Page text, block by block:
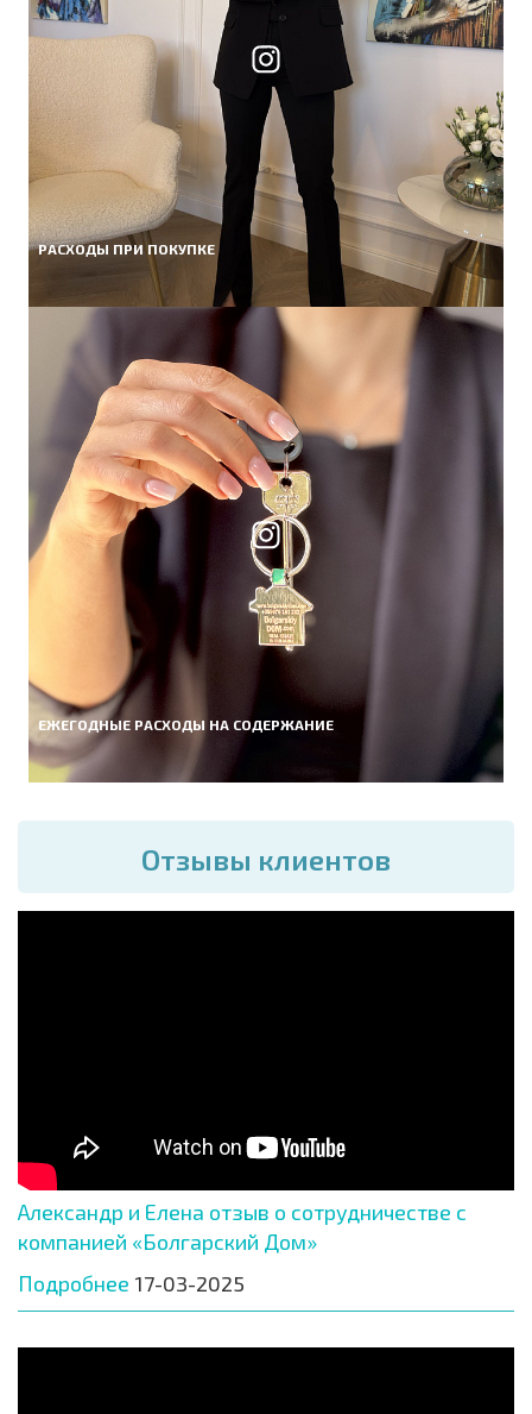
РАСХОДЫ ПРИ ПОКУПКЕ
ЕЖЕГОДНЫЕ РАСХОДЫ НА СОДЕРЖАНИЕ
Отзывы клиентов
Александр и Елена отзыв о сотрудничестве с
компанией «Болгарский Дом»
Подробнее 17-03-2025